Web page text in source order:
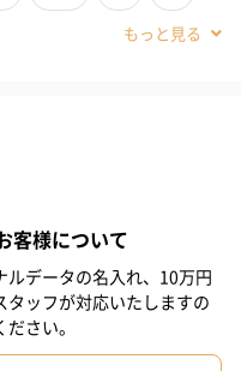
晶が増えたり減ったり。
す。静寂の中、じんわり
ジした上質なシリーズで
#20代前半
#70代 #80代 #90代
客様について
データの名入れ、10万円
ッフが対応いたしますの
さい。